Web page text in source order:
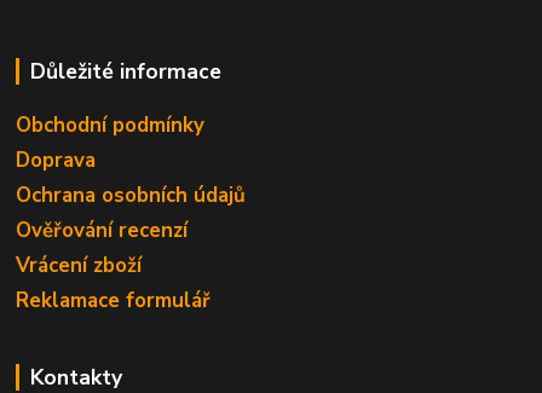
Důležité informace
Obchodní podmínky
Doprava
Ochrana osobních údajů
Ověřování recenzí
Vrácení zboží
Reklamace formulář
Kontakty